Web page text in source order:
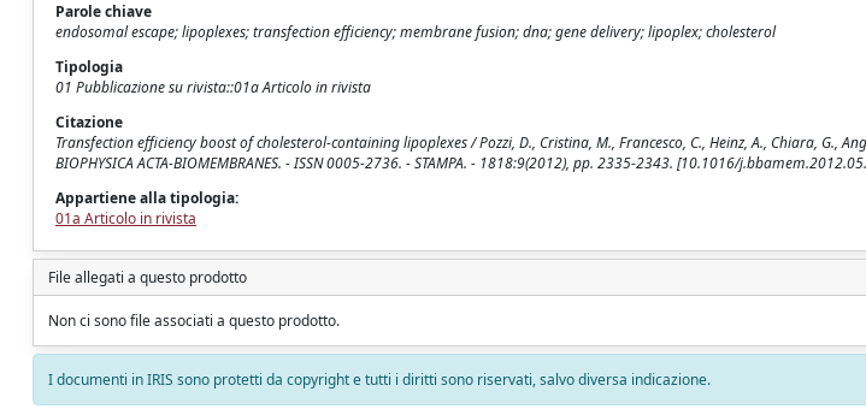
Parole chiave
endosomal escape; lipoplexes; transfection efficiency; membrane fusion; dna; gene delivery; lipoplex; cholesterol
Tipologia
01 Pubblicazione su rivista::01a Articolo in rivista
Citazione
Transfection efficiency boost of cholesterol-containing lipoplexes / Pozzi, D., Cristina, M., Francesco, C., Heinz, A., Chiara, G.,
BIOPHYSICA ACTA-BIOMEMBRANES. - ISSN 0005-2736. - STAMPA. - 1818:9(2012), pp. 2335-2343. [10.1016/
Appartiene alla tipologia:
01a Articolo in rivista
File allegati a questo prodotto
Non ci sono file associati a questo prodotto.
I documenti in IRIS sono protetti da copyright e tutti i diritti sono riservati, salvo diversa indicazione.